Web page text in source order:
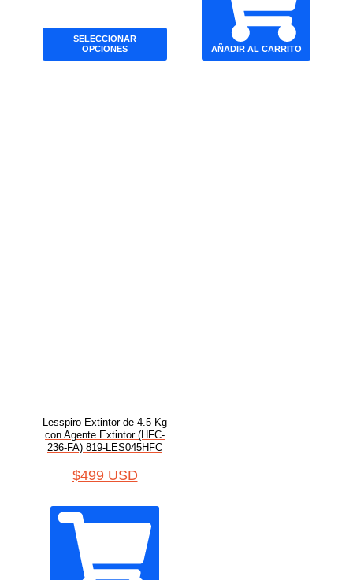
SELECCIONAR
OPCIONES
AÑADIR AL CARRITO
Lesspiro Extintor de 4.5 Kg
con Agente Extintor (HFC-
236-FA) 819-LES045HFC
$499 USD